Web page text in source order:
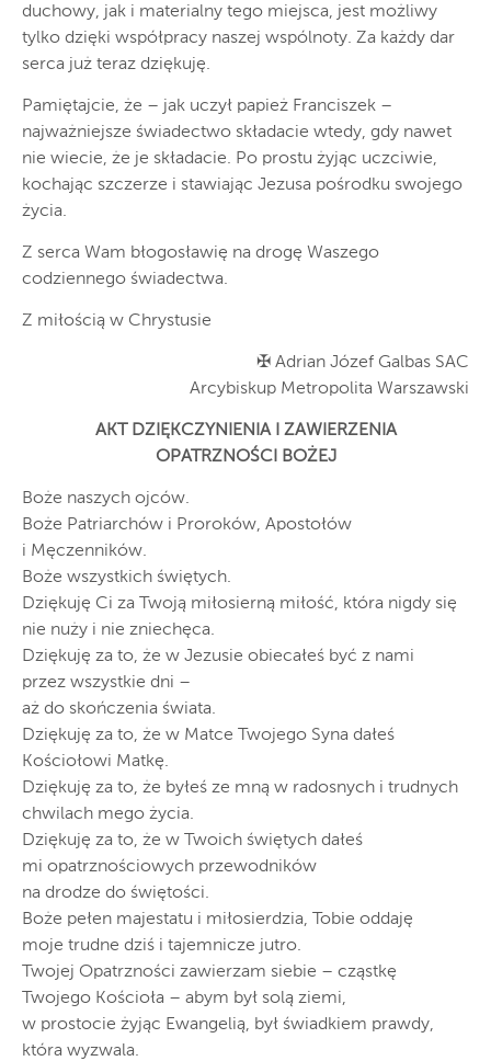
duchowy, jak i materialny tego miejsca, jest możliwy
tylko dzięki współpracy naszej wspólnoty. Za każdy dar
serca już teraz dziękuję.
Pamiętajcie, że – jak uczył papież Franciszek –
najważniejsze świadectwo składacie wtedy, gdy nawet
nie wiecie, że je składacie. Po prostu żyjąc uczciwie,
kochając szczerze i stawiając Jezusa pośrodku swojego
życia.
Z serca Wam błogosławię na drogę Waszego
codziennego świadectwa.
Z miłością w Chrystusie
✠ Adrian Józef Galbas SAC
Arcybiskup Metropolita Warszawski
AKT DZIĘKCZYNIENIA I ZAWIERZENIA
OPATRZNOŚCI BOŻEJ
Boże naszych ojców.
Boże Patriarchów i Proroków, Apostołów
i Męczenników.
Boże wszystkich świętych.
Dziękuję Ci za Twoją miłosierną miłość, która nigdy się
nie nuży i nie zniechęca.
Dziękuję za to, że w Jezusie obiecałeś być z nami
przez wszystkie dni –
aż do skończenia świata.
Dziękuję za to, że w Matce Twojego Syna dałeś
Kościołowi Matkę.
Dziękuję za to, że byłeś ze mną w radosnych i trudnych
chwilach mego życia.
Dziękuję za to, że w Twoich świętych dałeś
mi opatrznościowych przewodników
na drodze do świętości.
Boże pełen majestatu i miłosierdzia, Tobie oddaję
moje trudne dziś i tajemnicze jutro.
Twojej Opatrzności zawierzam siebie – cząstkę
Twojego Kościoła – abym był solą ziemi,
w prostocie żyjąc Ewangelią, był świadkiem prawdy,
która wyzwala.